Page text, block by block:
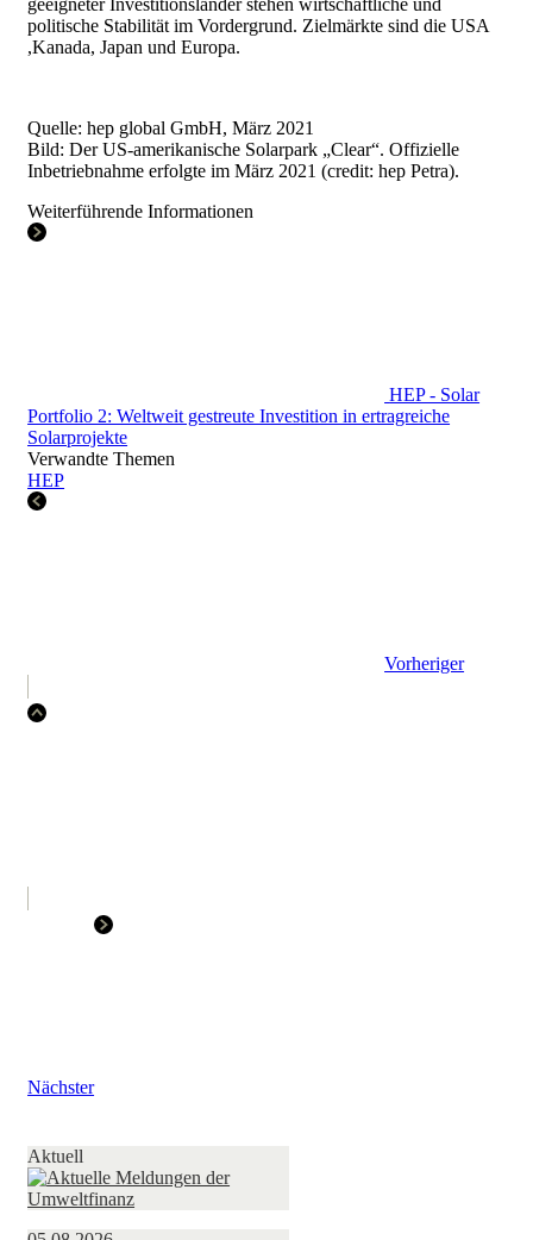
politische Stabilität im Vordergrund. Zielmärkte sind die USA
,Kanada, Japan und Europa.
Quelle: hep global GmbH,März 2021
Bild: Der US-amerikanische Solarpark „Clear“. Offizielle
Inbetriebnahme erfolgte im März 2021 (credit: hep Petra).
Weiterführende Informationen
HEP - Solar
Portfolio 2: Weltweit gestreute Investition in ertragreiche
Solarprojekte
Verwandte Themen
HEP
Vorheriger
Nächster
Aktuell